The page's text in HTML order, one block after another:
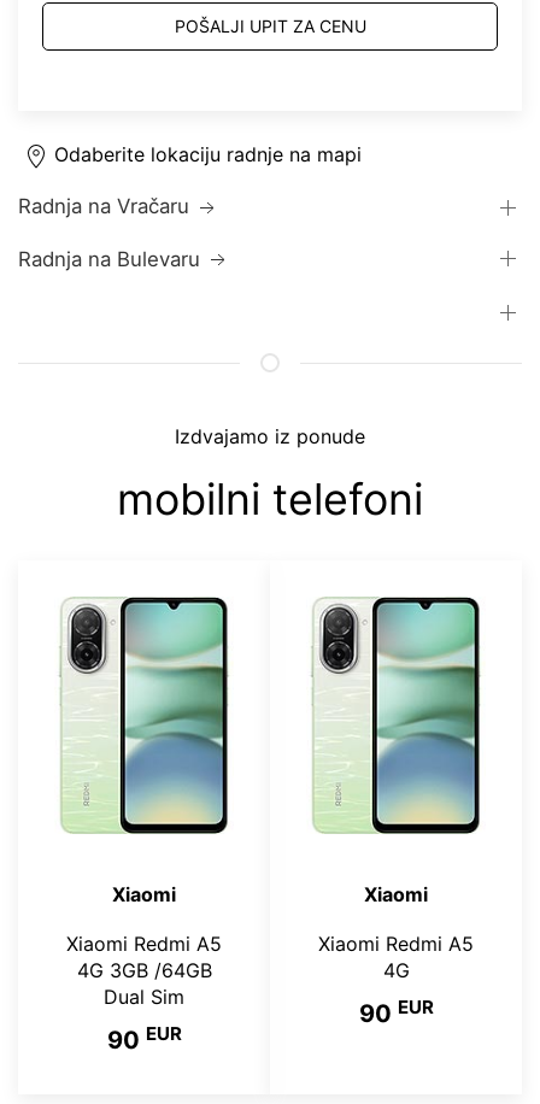
POŠALJI UPIT ZA CENU
Odaberite lokaciju radnje na mapi
Radnja na Vračaru
Radnja na Bulevaru
Izdvajamo iz ponude
mobilni telefoni
Xiaomi
Xiaomi Redmi A5
4G 3GB /64GB
Dual Sim
90 EUR
Xiaomi
Xiaomi Redmi A5
4G
90 EUR